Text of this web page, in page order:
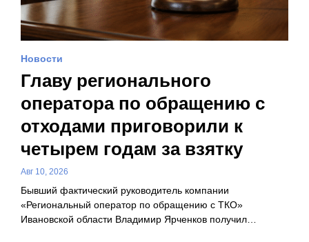
Новости
Главу регионального
оператора по обращению с
отходами приговорили к
четырем годам за взятку
Авг 10, 2026
Бывший фактический руководитель компании
«Региональный оператор по обращению с ТКО»
Ивановской области Владимир Ярченков получил…